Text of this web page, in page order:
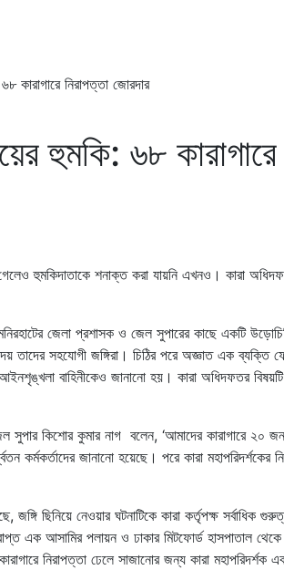
কারাগারে নিরাপত্তা জোরদার
হুমকি: ৬৮
হুমকিদাতাকে শনাক্ত করা যায়নি এখনও। কারা
জেলা প্রশাসক ও জেল সুপারের কাছে একটি
দেয় তাদের সহযোগী জঙ্গিরা। চিঠির পরে অজ্ঞাত এক
আইনশৃঙ্খলা বাহিনীকেও জানানো হয়। কারা অধিদফতর
সুপার কিশোর কুমার নাগ বলেন, ‘আমাদের কারাগারে ২০
কর্মকর্তাদের জানানো হয়েছে। পরে কারা মহাপরিদর্শকের
জঙ্গি ছিনিয়ে নেওয়ার ঘটনাটিকে কারা কর্তৃপক্ষ সর্বাধিক
এক আসামির পলায়ন ও ঢাকার মিটফোর্ড হাসপাতাল থেকে
নিরাপত্তা ঢেলে সাজানোর জন্য কারা মহাপরিদর্শক